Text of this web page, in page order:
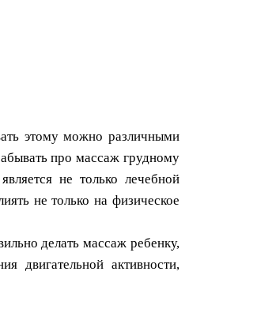
этому можно различными
про массаж грудному
не только лечебной
не только на физическое
делать массаж ребенку,
двигательной активности,